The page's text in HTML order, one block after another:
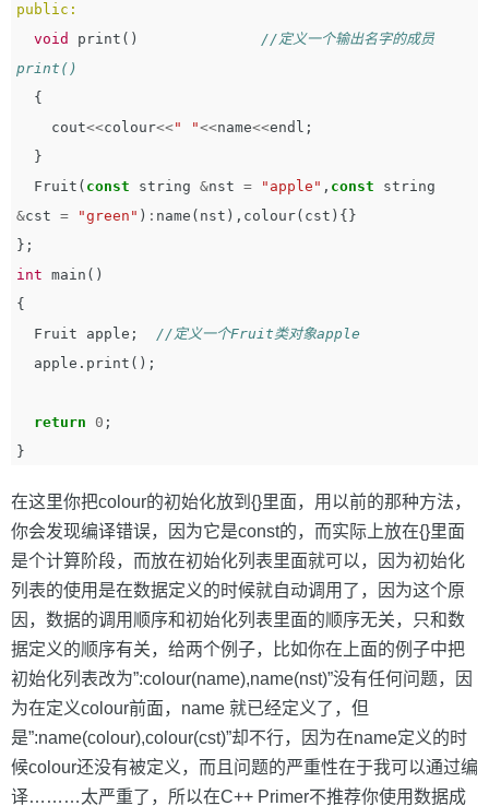
public:
void
print ()
//定义一个输出名字的成员
print()
{
cout<<colour<<" "<<name<<endl ;
}
Fruit ( const string &nst = "apple" , const
string
&cst = "green" ) : name ( nst ), colour( cst ){}
};
int main ()
{
Fruit
apple ;
//定义一个Fruit类对象apple
apple . print ();
return 0 ;
}
在这里你把colour的初始化放到{}里面，用以前的那种方法，
你会发现编译错误，因为它是const的，而实际上放在{}里面
是个计算阶段，而放在初始化列表里面就可以，因为初始化
列表的使用是在数据定义的时候就自动调用了，因为这个原
因，数据的调用顺序和初始化列表里面的顺序无关，只和数
据定义的顺序有关，给两个例子，比如你在上面的例子中把
初始化列表改为”:colour(name),name(nst)”没有任何问题，因
为在定义colour前面，name 就已经定义了，但
是”:name(colour),colour(cst)”却不行，因为在name定义的时
候colour还没有被定义，而且问题的严重性在于我可以通过编
译………太严重了，所以在C++ Primer不推荐你使用数据成